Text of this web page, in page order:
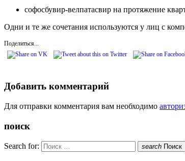
софосбувир-велпатасвир на протяжение
Одни и те же сочетания используются у лиц с
Поделиться...
Добавить комментарий
Для отправки комментария вам необходимо
поиск
Search for: search Поиск